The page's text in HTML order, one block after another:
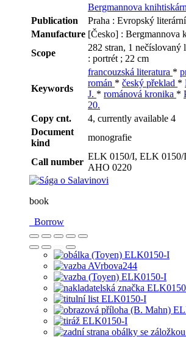
Bergmannova
Publication
Praha : Evropský
Manufacture [Česko] : Bergmannova
Scope
282 stran, 1
: portrét ; 22 cm
Keywords
francouzská literatura *
román * český překlad *
J. * románová kronika *
20.
Copy cnt.
4, currently available 4
Document
kind
monografie
Call number
ELK 0150/I, ELK 0150/
AHO 0220
book
Borrow